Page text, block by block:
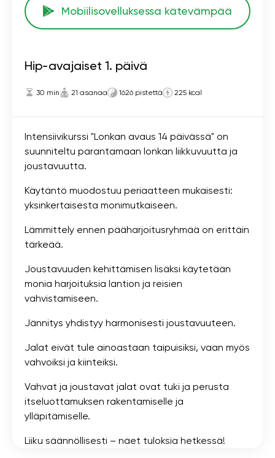
Mobiilisovelluksessa kätevämpää
Hip-avajaiset 1. päivä
30 min 21 asanaa 1626 pistettä 225 kcal
Intensiivikurssi "Lonkan avaus 14 päivässä" on
suunniteltu parantamaan lonkan liikkuvuutta ja
joustavuutta.
Käytäntö muodostuu periaatteen mukaisesti:
yksinkertaisesta monimutkaiseen.
Lämmittely ennen pääharjoitusryhmää on erittäin
tärkeää.
Joustavuuden kehittämisen lisäksi käytetään
monia harjoituksia lantion ja reisien
vahvistamiseen.
Jännitys yhdistyy harmonisesti joustavuuteen.
Jalat eivät tule ainoastaan ​​taipuisiksi, vaan myös
vahvoiksi ja kiinteiksi.
Vahvat ja joustavat jalat ovat tuki ja perusta
itseluottamuksen rakentamiselle ja
ylläpitämiselle.
Liiku säännöllisesti – näet tuloksia hetkessä!